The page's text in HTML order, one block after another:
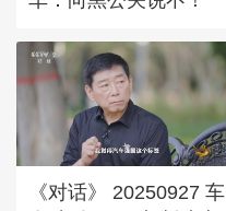
《对话》 20250927 车